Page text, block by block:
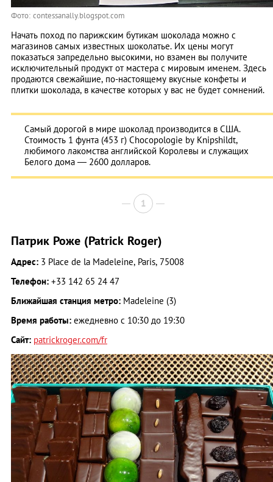
Фото: contessanally.blogspot.com
Начать поход по парижским бутикам шоколада можно с
магазинов самых известных шоколатье. Их цены могут
показаться запредельно высокими, но взамен вы получите
исключительный продукт от мастера с мировым именем. Здесь
продаются свежайшие, по-настоящему вкусные конфеты и
плитки шоколада, в качестве которых у вас не будет сомнений.
Самый дорогой в мире шоколад производится в США.
Стоимость 1 фунта (453 г) Chocopologie by Knipshildt,
любимого лакомства английской Королевы и служащих
Белого дома — 2600 долларов.
1
Патрик Роже (Patrick Roger)
Адрес: 3 Place de la Madeleine, Paris, 75008
Телефон: +33 142 65 24 47
Ближайшая станция метро: Madeleine (3)
Время работы: ежедневно с 10:30 до 19:30
Сайт: patrickroger.com/fr